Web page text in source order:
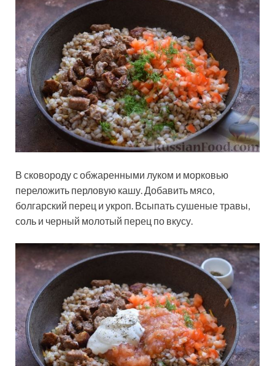
В сковороду с обжаренными луком и морковью
переложить перловую кашу. Добавить мясо,
болгарский перец и укроп. Всыпать сушеные травы,
соль и черный молотый перец по вкусу.